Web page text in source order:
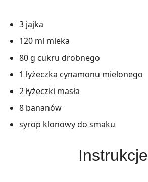
3 jajka
120 ml mleka
80 g cukru drobnego
1 łyżeczka cynamonu mielonego
2 łyżeczki masła
8 bananów
syrop klonowy do smaku
Instrukcje